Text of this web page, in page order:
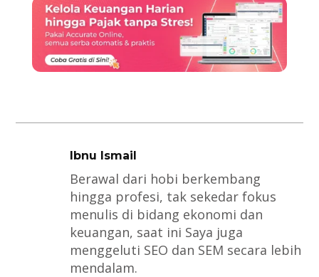
Ibnu Ismail
Berawal dari hobi berkembang
hingga profesi, tak sekedar fokus
menulis di bidang ekonomi dan
keuangan, saat ini Saya juga
menggeluti SEO dan SEM secara lebih
mendalam.